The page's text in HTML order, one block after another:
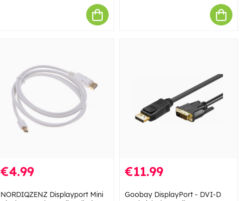
€4.99
NORDIQZENZ Displayport Mini
€11.99
Goobay DisplayPort - DVI-D